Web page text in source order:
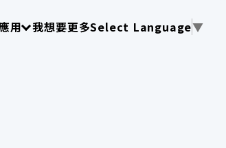
單 操作選單
用請使用 TAB 操作選單
我想要更多Select Language▼